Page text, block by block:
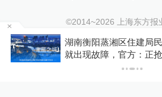
湖南衡阳蒸湘区住建局
就出现故障，官方：正
©2014~2026 上海东方报
沪ICP证：沪B2-20170116 | 沪
互联网新闻信息服务许可证：
沪公网安备